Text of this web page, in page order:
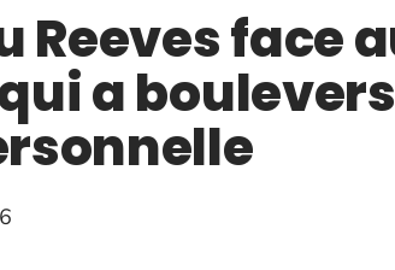
Reeves face
a